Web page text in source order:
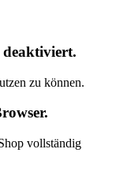
deaktiviert.
zu können.
vollständig